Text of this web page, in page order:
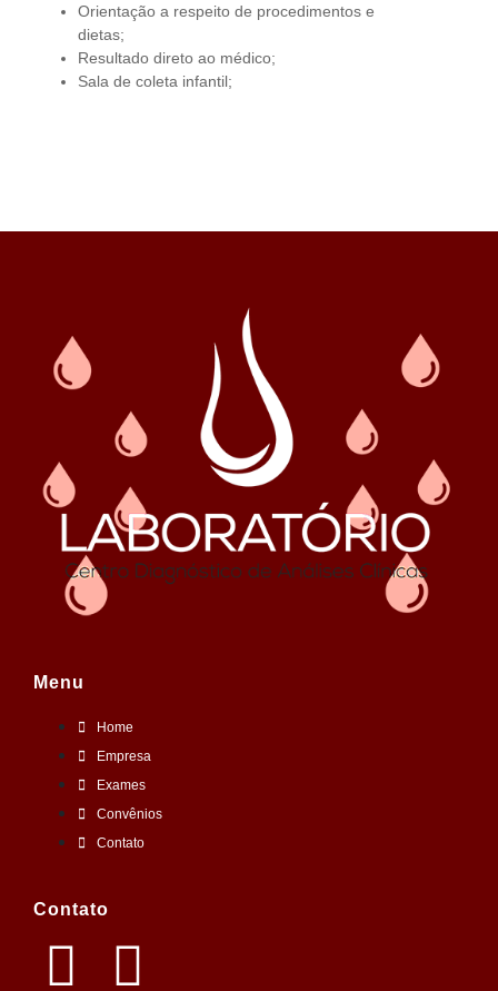
Orientação a respeito de procedimentos e
dietas;
Resultado direto ao médico;
Sala de coleta infantil;
Menu
Home
Empresa
Exames
Convênios
Contato
Contato